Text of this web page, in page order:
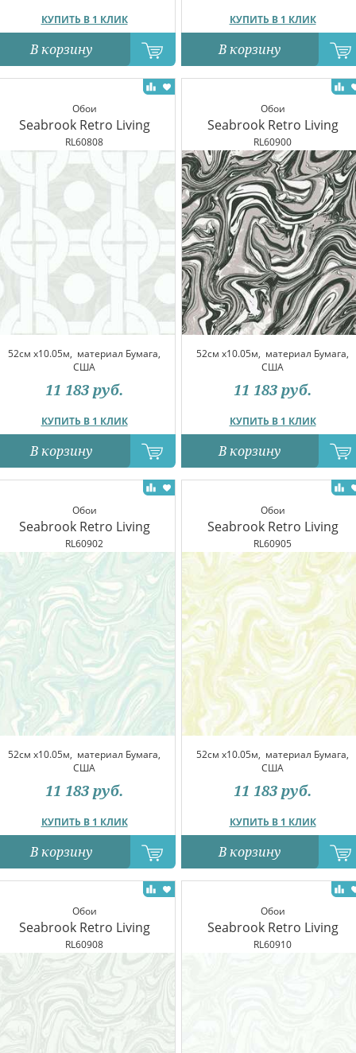
КУПИТЬ В 1 КЛИК
В корзину
КУПИТЬ В 1 КЛИК
В корзину
Обои
Seabrook Retro Living
RL60808
52см x10.05м, материал Бумага,
США
КУПИТЬ В 1 КЛИК
11 183 руб.
В корзину
Обои
Seabrook Retro Living
RL60900
52см x10.05м, материал Бумага,
США
КУПИТЬ В 1 КЛИК
11 183 руб.
В корзину
Обои
Seabrook Retro Living
RL60902
52см x10.05м, материал Бумага,
США
КУПИТЬ В 1 КЛИК
11 183 руб.
В корзину
Обои
Seabrook Retro Living
RL60905
52см x10.05м, материал Бумага,
США
КУПИТЬ В 1 КЛИК
11 183 руб.
В корзину
Обои
Seabrook Retro Living
RL60908
Обои
Seabrook Retro Living
RL60910